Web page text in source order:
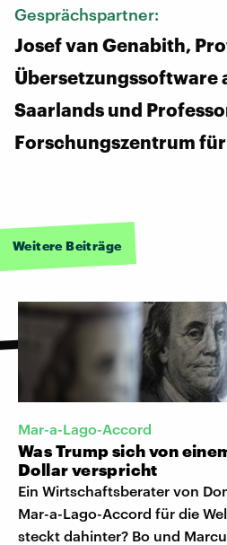
Gesprächspartner:
Josef van Genabith,
Übersetzungssoftware
Saarlands und
Forschungszentrum
Weitere Beiträge
Mar-a-Lago-Accord
Was Trump sich von
Dollar verspricht
Ein Wirtschaftsberater von
Mar-a-Lago-Accord für die
steckt dahinter? Bo und